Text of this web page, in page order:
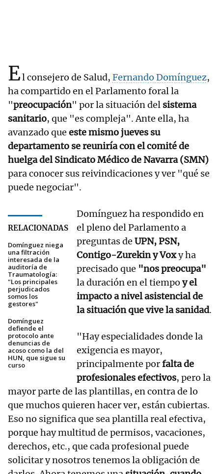
El consejero de Salud, Fernando Domínguez,
ha compartido en el Parlamento foral la
"preocupación" por la situación del sistema
sanitario, que "es compleja". Ante ella, ha
avanzado que este mismo jueves su
departamento se reuniría con el comité de
huelga del Sindicato Médico de Navarra (SMN)
para conocer sus reivindicaciones y ver "qué se
puede negociar".
RELACIONADAS
Domínguez niega
una filtración
interesada de la
auditoría de
Traumatología:
"Los principales
perjudicados
somos los
gestores"
Domínguez
defiende el
protocolo ante
denuncias de
acoso como la del
HUN, que sigue su
curso
Domínguez ha respondido en
el pleno del Parlamento a
preguntas de UPN, PSN,
Contigo-Zurekin y Voxy ha
precisado que "nos preocupa"
la duración en el tiempo y el
impacto a nivel asistencial de
la situación que vive la sanidad.
"Hay especialidades donde la
exigencia es mayor,
principalmente porfalta de
profesionales efectivos, pero la
mayor parte de las plantillas, en contra de lo
que muchos quieren hacer ver, están cubiertas.
Eso no significa que sea plantilla real efectiva,
porque hay multitud de permisos, vacaciones,
derechos, etc., que cada profesional puede
solicitar y nosotros tenemos la obligación de